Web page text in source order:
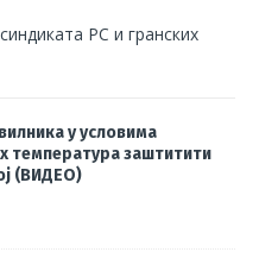
РС и гранских
у условима
температура заштитити
(ВИДЕО)